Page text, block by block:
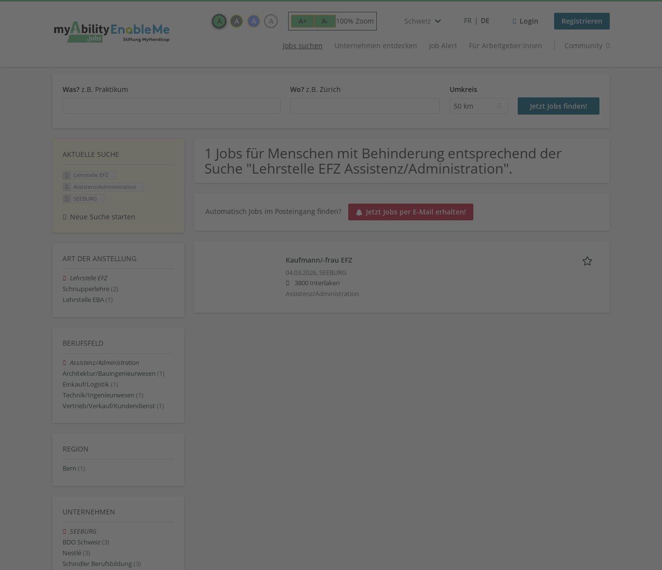
A A A A A+ A- 100% Zoom Schweiz FR DE Login Registrieren
Jobs suchen Unternehmen entdecken Job Alert Für Arbeitgeber:innen Community
Was? z.B. Praktikum Wo? z.B. Zürich
Umkreis
50 km
AKTUELLE SUCHE
Lehrstelle EFZ
Assistenz/Administration
SEEBURG
Neue Suche starten
ART DER ANSTELLUNG
Lehrstelle EFZ
Schnupperlehre (2)
Lehrstelle EBA (1)
BERUFSFELD
Assistenz/Administration
Architektur/Bauingenieurwesen (1)
Einkauf/Logistik (1)
Technik/Ingenieurwesen (1)
Vertrieb/Verkauf/Kundendienst (1)
REGION
Bern (1)
UNTERNEHMEN
SEEBURG
BDO Schweiz (3)
Nestlé (3)
Schindler Berufsbildung (3)
1 Jobs für Menschen mit Behinderung entsprechend der
Suche "Lehrstelle EFZ Assistenz/Administration".
Automatisch Jobs im Posteingang finden? Jetzt Jobs per E-Mail erhalten!
Kaufmann/-frau EFZ
04.03.2026, SEEBURG
3800 Interlaken
Assistenz/Administration